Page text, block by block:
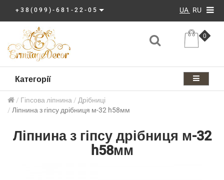
+38(099)-681-22-05 UA RU
0
Категорії
Гіпсова ліпнина
Дрібниці
Ліпнина з гіпсу дрібниця м-32 h58мм
Ліпнина з гіпсу дрібниця м-32
h58мм